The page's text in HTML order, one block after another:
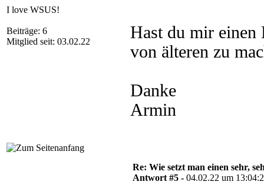
I love WSUS!
Beiträge: 6
Mitglied seit: 03.02.22
Hast du mir einen
von älteren zu
Danke
Armin
Re: Wie setzt man einen sehr,
Antwort #5 - 04.02.22 um